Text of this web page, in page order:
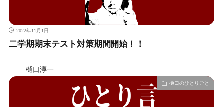
2022年11月1日
二学期期末テスト対策期間開始！！
樋口淳一
樋口のひとりごと